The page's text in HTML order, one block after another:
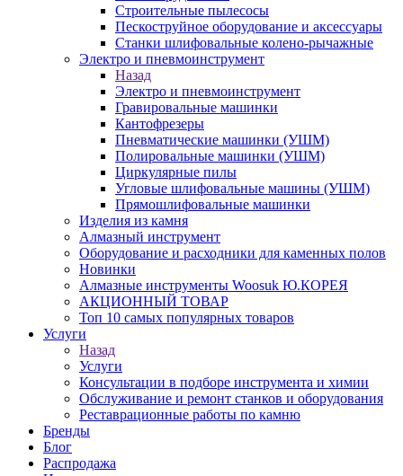
Строительные пылесосы
Пескоструйное оборудование и аксессуары
Станки шлифовальные колено-рычажные
Электро и пневмоинструмент
Назад
Электро и пневмоинструмент
Гравировальные машинки
Кантофрезеры
Пневматические машинки (УШМ)
Полировальные машинки (УШМ)
Циркулярные пилы
Угловые шлифовальные машины (УШМ)
Прямошлифовальные машинки
Изделия из камня
Алмазный инструмент
Оборудование и расходники для каменных полов
Новинки
Алмазные инструменты Woosuk Ю.КОРЕЯ
АКЦИОННЫЙ ТОВАР
Топ 10 самых популярных товаров
Услуги
Назад
Услуги
Консультации в подборе инструмента и химии
Обслуживание и ремонт станков и оборудования
Реставрационные работы по камню
Бренды
Блог
Распродажа